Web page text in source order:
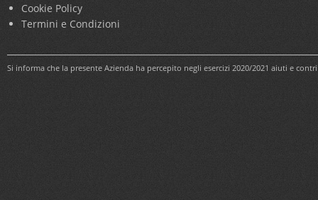
Cookie Policy
Termini e Condizioni
Si informa che la presente Azienda ha percepito negli esercizi 2020/2021 aiuti e